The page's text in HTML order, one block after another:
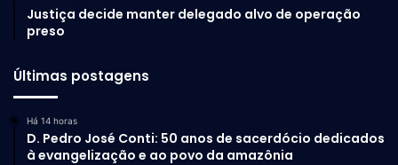
EUA se apresentam como maior país doador para combate
ao surto de ebola, com cerca de US$ 338 milhões em
a Uganda.
Justiça decide manter delegado alvo de operação
preso
Últimas postagens
Há 14 horas
D. Pedro José Conti: 50 anos de sacerdócio dedicados
à evangelização e ao povo da amazônia